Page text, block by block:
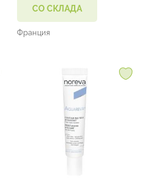
СО СКЛАДА
Франция